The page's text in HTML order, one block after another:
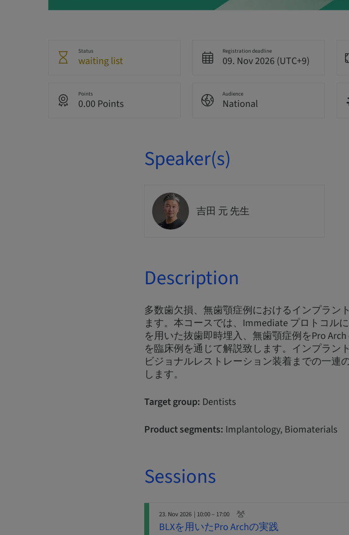
Status
waiting list
Registration deadline
09. Nov 2026 (UTC+9)
Points
0.00 Points
Audience
National
Speaker(s)
吉田 元 先生
Description
多数歯欠損、無歯顎症例におけるインプラン
ます。本コースでは、Immediate プロトコル
を用いた抜歯即時埋入、無歯顎症例をPro
を臨床例を通じて解説致します。インプラン
ビジョナルレストレーション装着までの一連
します。
Target group: Dentists
Product segments: Implantology, Biomaterials
Sessions
23. Nov 2026 | 10:00 – 17:00
BLXを用いたPro Archの実践